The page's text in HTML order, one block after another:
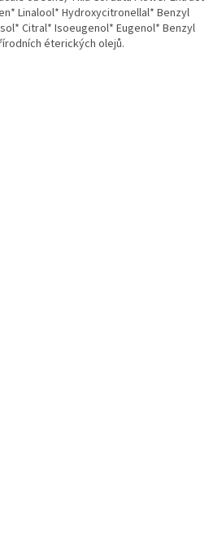
Linalool* Hydroxycitronellal* Benzyl
Citral* Isoeugenol* Eugenol* Benzyl
éterických olejů.